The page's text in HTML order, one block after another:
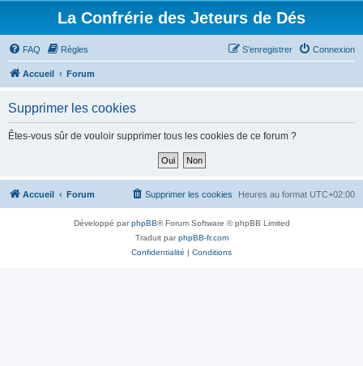
La Confrérie des Jeteurs de Dés
FAQ Règles Connexion
S’enregistrer
Accueil Forum
Supprimer les cookies
Êtes-vous sûr de vouloir supprimer tous les cookies de ce forum ?
Accueil Forum Heures au format UTC+02:00
Supprimer les cookies
Développé parphpBB® Forum Software © phpBB Limited
Traduit parphpBB-fr.com
Confidentialité | Conditions